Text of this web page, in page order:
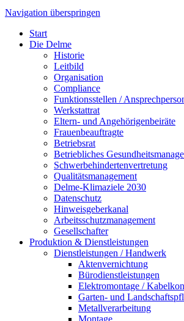
Navigation überspringen
Start
Die Delme
Historie
Leitbild
Organisation
Compliance
Funktionsstellen /
Werkstattrat
Eltern- und Angehörigenbeiräte
Frauenbeauftragte
Betriebsrat
Betriebliches
Schwerbehindertenvertretung
Qualitätsmanagement
Delme-Klimaziele 2030
Datenschutz
Hinweisgeberkanal
Arbeitsschutzmanagement
Gesellschafter
Produktion & Dienstleistungen
Dienstleistungen / Handwerk
Aktenvernichtung
Bürodienstleistungen
Elektromontage /
Garten- und
Metallverarbeitung
Montage